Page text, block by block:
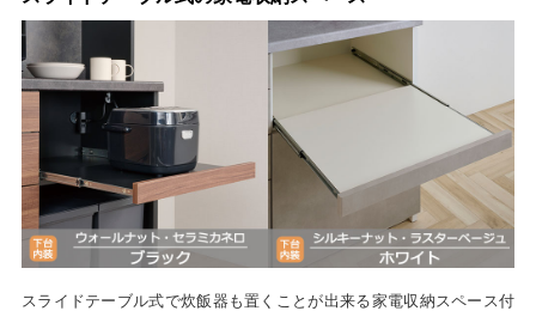
スライドテーブル式で炊飯器も置くことが出来る家電収納スペース付